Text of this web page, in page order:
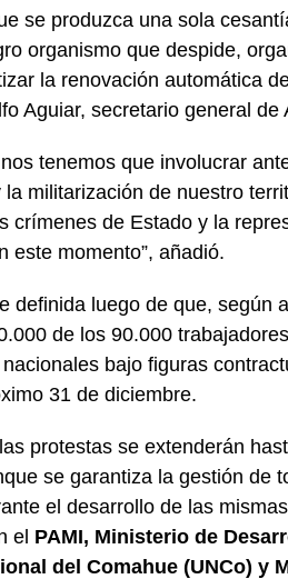
se produzca una sola
organismo que despide,
la renovación automática
Aguiar, secretario general de
tenemos que involucrar
militarización de nuestro
crímenes de Estado y la
este momento”, añadió.
definida luego de que, según
de los 90.000
bajo figuras
31 de diciembre.
protestas se extenderán
se garantiza la gestión de
el desarrollo de las
el PAMI, Ministerio de
del Comahue (UNCo) y